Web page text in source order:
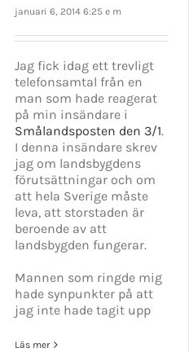
januari 6, 2014 6:25 e m
Jag fick idag ett trevligt
telefonsamtal från en
man som hade reagerat
på min insändare i
Smålandsposten den 3/1.
I denna insändare skrev
jag om landsbygdens
förutsättningar och om
att hela Sverige måste
leva, att storstaden är
beroende av att
landsbygden fungerar.
Mannen som ringde mig
hade synpunkter på att
jag inte hade tagit upp
Läs mer
KONTAKT INFO
E-post:
Web:www.mikandersson.se